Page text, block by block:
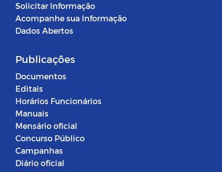
Solicitar Informação
Acompanhe sua Informação
Dados Abertos
Publicações
Documentos
Editais
Horários Funcionários
Manuais
Mensário oficial
Concurso Público
Campanhas
Diário oficial